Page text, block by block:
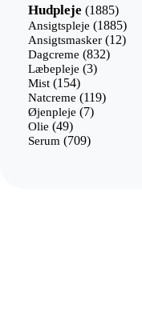
Hudpleje 18851885
varer
Ansigtspleje 18851885
varer
Ansigtsmasker 1212
Dagcreme 832832
Læbepleje 33
Mist 154154
varer
Natcreme 119119
Øjenpleje 77
Olie 4949
varer
Serum 709709